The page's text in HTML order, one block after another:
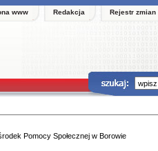
www Redakcja Rejestr zmian
Pomocy Społecznej w Borowie